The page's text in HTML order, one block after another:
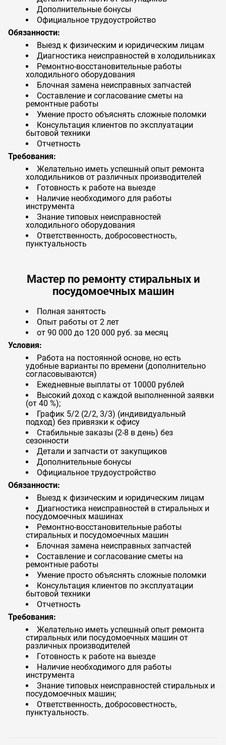
Дополнительные бонусы
Официальное трудоустройство
Обязанности:
Выезд к физическим и юридическим лицам
Диагностика неисправностей в холодильниках
Ремонтно-восстановительные работы
холодильного оборудования
Блочная замена неисправных запчастей
Составление и согласование сметы на
ремонтные работы
Умение просто объяснять сложные поломки
Консультация клиентов по эксплуатации
бытовой техники
Отчетность
Требования:
Желательно иметь успешный опыт ремонта
холодильников от различных производителей
Готовность к работе на выезде
Наличие необходимого для работы
инструмента
Знание типовых неисправностей
холодильного оборудования
Ответственность, добросовестность,
пунктуальность
Мастер по ремонту стиральных и
посудомоечных машин
Полная занятость
Опыт работы от 2 лет
от 90 000 до 120 000 руб. за месяц
Условия:
Работа на постоянной основе, но есть
удобные варианты по времени (дополнительно
согласовываются)
Ежедневные выплаты от 10000 рублей
Высокий доход с каждой выполненной заявки
(от 40 %);
График 5/2 (2/2, 3/3) (индивидуальный
подход) без привязки к офису
Стабильные заказы (2-8 в день) без
сезонности
Детали и запчасти от закупщиков
Дополнительные бонусы
Официальное трудоустройство
Обязанности:
Выезд к физическим и юридическим лицам
Диагностика неисправностей в стиральных и
посудомоечных машинах
Ремонтно-восстановительные работы
стиральных и посудомоечных машин
Блочная замена неисправных запчастей
Составление и согласование сметы на
ремонтные работы
Умение просто объяснять сложные поломки
Консультация клиентов по эксплуатации
бытовой техники
Отчетность
Требования:
Желательно иметь успешный опыт ремонта
стиральных или посудомоечных машин от
различных производителей
Готовность к работе на выезде
Наличие необходимого для работы
инструмента
Знание типовых неисправностей стиральных и
посудомоечных машин;
Ответственность, добросовестность,
пунктуальность.